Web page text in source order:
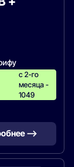
с 2-го
месяца -
1049
—>